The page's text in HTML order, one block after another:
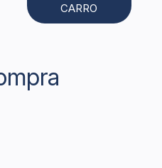
CARRO